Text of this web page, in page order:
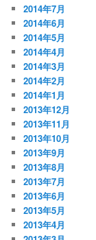
2014年7月
2014年6月
2014年5月
2014年4月
2014年3月
2014年2月
2014年1月
2013年12月
2013年11月
2013年10月
2013年9月
2013年8月
2013年7月
2013年6月
2013年5月
2013年4月